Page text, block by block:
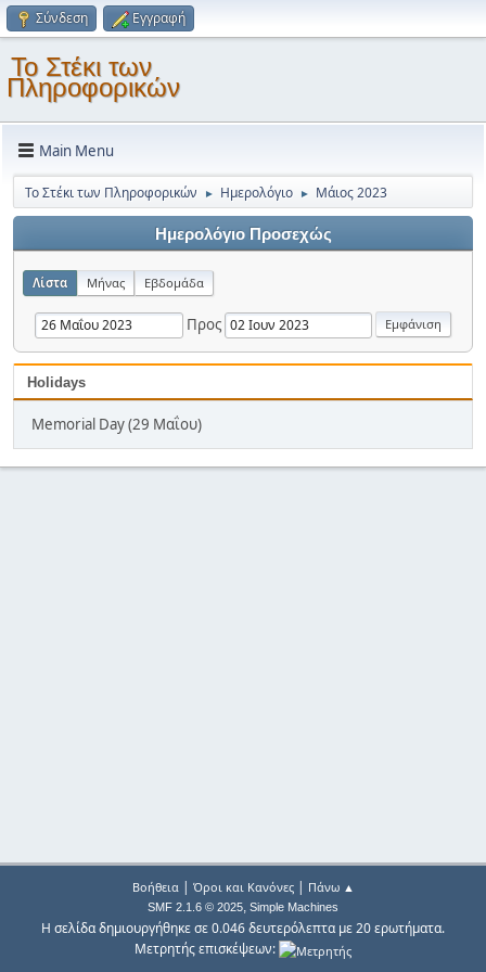
Σύνδεση Εγγραφή
Το Στέκι των
Πληροφορικών
Main Menu
Το Στέκι των Πληροφορικών ► Ημερολόγιο ► Μάιος 2023
Ημερολόγιο Προσεχώς
Λίστα Μήνας Εβδομάδα
Προς
Holidays
Memorial Day (29 Μαΐου)
Βοήθεια| Όροι και Κανόνες| Πάνω ▲
SMF 2.1.6 © 2025, Simple Machines
Η σελίδα δημιουργήθηκε σε 0.046 δευτερόλεπτα με 20 ερωτήματα.
Μετρητής επισκέψεων: